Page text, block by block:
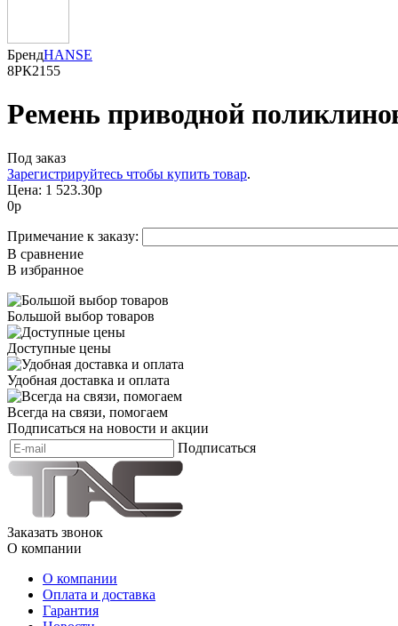
БрендHANSE
8РК2155
Ремень приводной
Под заказ
Зарегистрируйтесь чтобы купить товар.
Цена: 1 523.30р
0р
Примечание к заказу:
В сравнение
В избранное
Большой выбор товаров
Доступные цены
Удобная доставка и оплата
Всегда на связи, помогаем
Подписаться на новости и акции
Подписаться
Заказать звонок
О компании
О компании
Оплата и доставка
Гарантия